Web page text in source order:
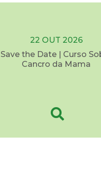
22 OUT 2026
Save the Date | Curso
Cancro da Mama